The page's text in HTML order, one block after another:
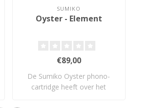
SUMIKO
Oyster - Element
€89,00
De Sumiko Oyster phono-
cartridge heeft over het